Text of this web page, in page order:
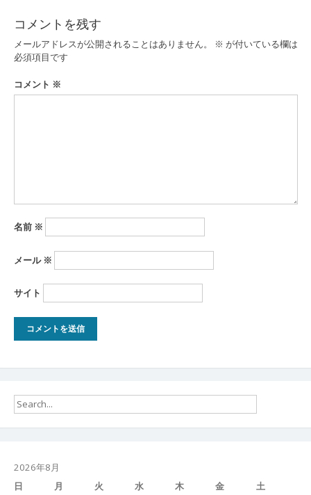
ビ
ゲ
ー
シ
コメントを残す
メールアドレスが公開されることはありません。 ※ が付いている欄は
必須項目です
コメント ※
名前 ※
メール ※
サイト
2026年8月
日
月 火 水 木 金
土